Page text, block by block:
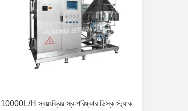
10000L/H স্বয়ংক্রিয় স্ব-পরিষ্কার ডিস্ক স্ট্যাক